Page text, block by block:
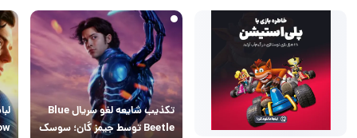
تکذیب شایعه لغو سریال Blue
Beetle توسط جیمز گان؛ سوسک